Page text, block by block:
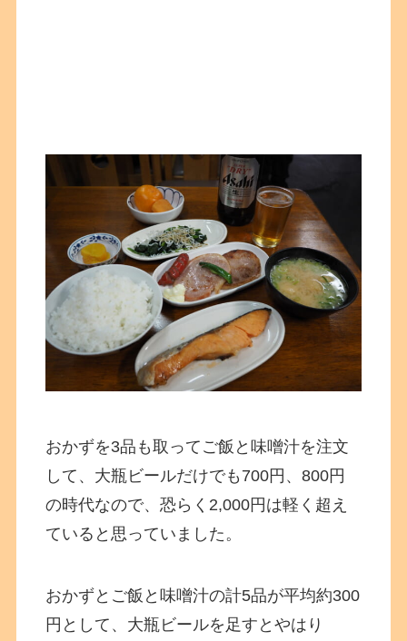
おかずを3品も取ってご飯と味噌汁を注文
して、大瓶ビールだけでも700円、800円
の時代なので、恐らく2,000円は軽く超え
ていると思っていました。
おかずとご飯と味噌汁の計5品が平均約300
円として、大瓶ビールを足すとやはり